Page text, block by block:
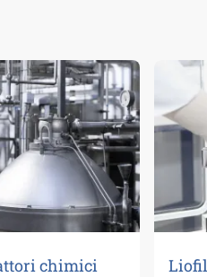
chimici